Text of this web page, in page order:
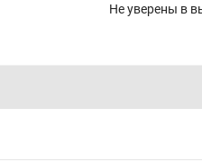
Не уверены в